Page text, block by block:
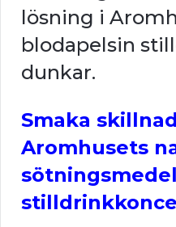
lösning i
blodapelsin
dunkar.
Smaka
Aromhusets